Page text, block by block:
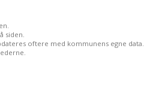
siden.
oftere med kommunens egne data.